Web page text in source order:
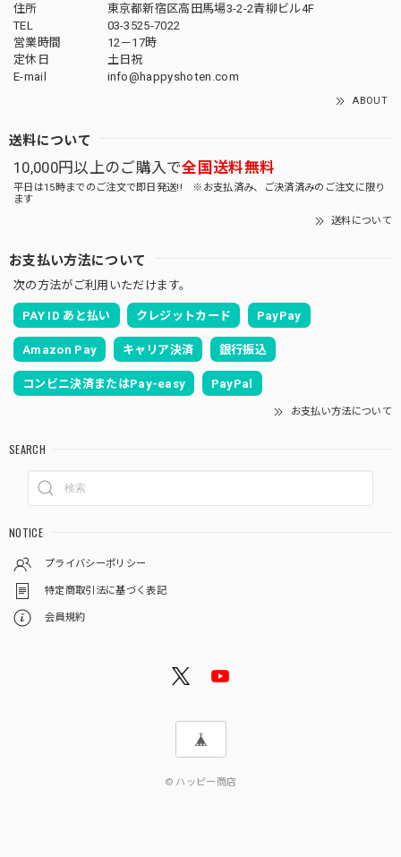
住所
東京都新宿区高田馬場3-2-2青柳ビル4F
TEL
03-3525-7022
営業時間
12－17時
定休日
土日祝
E-mail
info@happyshoten.com
ABOUT
送料について
10,000円以上のご購入で全国送料無料
平日は15時までのご注文で即日発送!! ※お支払済み、ご決済済みのご注文に限り
ます
送料について
お支払い方法について
次の方法がご利用いただけます。
PAY ID あと払い クレジットカード PayPay
Amazon Pay キャリア決済 銀行振込
コンビニ決済またはPay-easy PayPal
お支払い方法について
SEARCH
NOTICE
プライバシーポリシー
特定商取引法に基づく表記
会員規約
© ハッピー商店